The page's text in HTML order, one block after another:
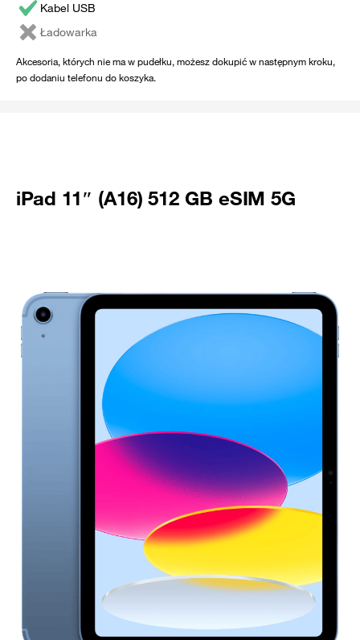
Kabel USB
Ładowarka
Akcesoria, których nie ma w pudełku, możesz dokupić w następnym kroku,
po dodaniu telefonu do koszyka.
iPad 11″ (A16) 512 GB eSIM 5G